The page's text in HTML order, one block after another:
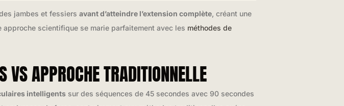
jambes et fessiers avant d’atteindre l’extension complète , créant une
scientifique se marie parfaitement avec les méthodes de
VS APPROCHE TRADITIONNELLE
intelligents sur des séquences de 45 secondes avec 90 secondes